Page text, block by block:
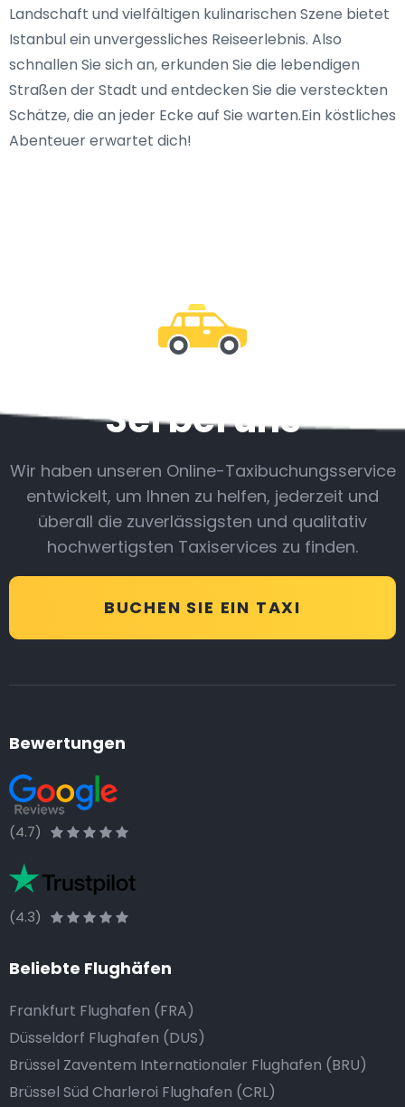
Landschaft und vielfältigen kulinarischen Szene bietet
Istanbul ein unvergessliches Reiseerlebnis. Also
schnallen Sie sich an, erkunden Sie die lebendigen
Straßen der Stadt und entdecken Sie die versteckten
Schätze, die an jeder Ecke auf Sie warten.Ein köstliches
Abenteuer erwartet dich!
Sei bei uns
Wir haben unseren Online-Taxibuchungsservice
entwickelt, um Ihnen zu helfen, jederzeit und
überall die zuverlässigsten und qualitativ
hochwertigsten Taxiservices zu finden.
BUCHEN SIE EIN TAXI
Bewertungen
(4.7)
(4.3)
Beliebte Flughäfen
Frankfurt Flughafen (FRA)
Düsseldorf Flughafen (DUS)
Brüssel Zaventem Internationaler Flughafen (BRU)
Brüssel Süd Charleroi Flughafen (CRL)